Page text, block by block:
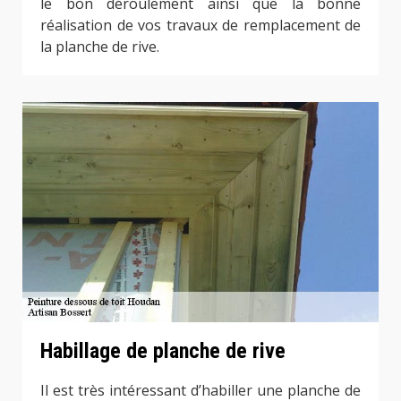
réalisation de vos travaux de remplacement de
la planche de rive.
Habillage de planche de rive
Il est très intéressant d’habiller une planche de